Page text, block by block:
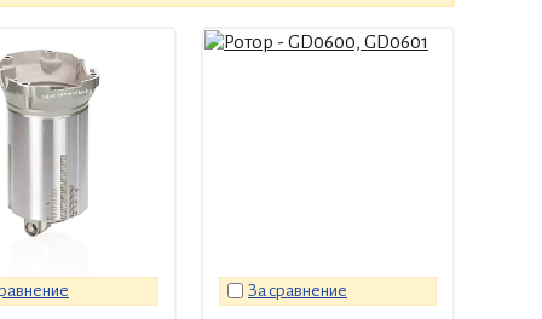
За сравнение